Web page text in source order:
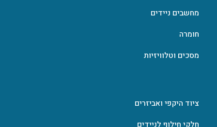
מחשבים ניידים
חומרה
מסכים וטלוויזיות
ציוד היקפי ואביזרים
חלקי חילוף לניידים